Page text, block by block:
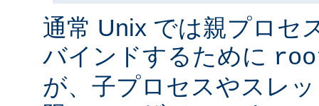
通常 Unix では親プロセ
バインドするために
が、子プロセスやスレ